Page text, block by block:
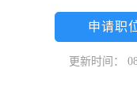
申请职
更新时间：